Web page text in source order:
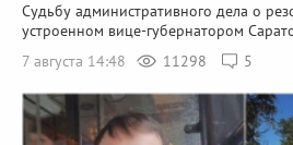
Судьбу административного дела о
устроенном вице-губернатором
7 августа 14:48
11298 5